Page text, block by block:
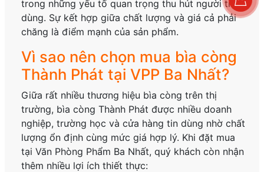
trong những yếu tố quan trọng thu hút người tiêu
dùng. Sự kết hợp giữa chất lượng và giá cả phải
chăng là điểm mạnh của sản phẩm.
Vì sao nên chọn mua bìa còng
Thành Phát tại VPP Ba Nhất?
Giữa rất nhiều thương hiệu bìa còng trên thị
trường, bìa còng Thành Phát được nhiều doanh
nghiệp, trường học và cửa hàng tin dùng nhờ chất
lượng ổn định cùng mức giá hợp lý. Khi đặt mua
tại Văn Phòng Phẩm Ba Nhất, quý khách còn nhận
thêm nhiều lợi ích thiết thực: